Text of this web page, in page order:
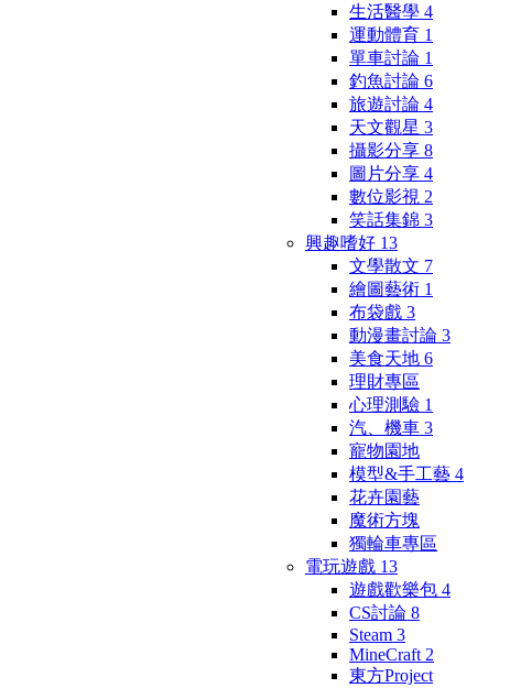
生活醫學 4
運動體育 1
單車討論 1
釣魚討論 6
旅遊討論 4
天文觀星 3
攝影分享 8
圖片分享 4
數位影視 2
笑話集錦 3
興趣嗜好 13
文學散文 7
繪圖藝術 1
布袋戲 3
動漫畫討論 3
美食天地 6
理財專區
心理測驗 1
汽、機車 3
寵物園地
模型&手工藝 4
花卉園藝
魔術方塊
獨輪車專區
電玩遊戲 13
遊戲歡樂包 4
CS討論 8
Steam 3
MineCraft 2
東方Project